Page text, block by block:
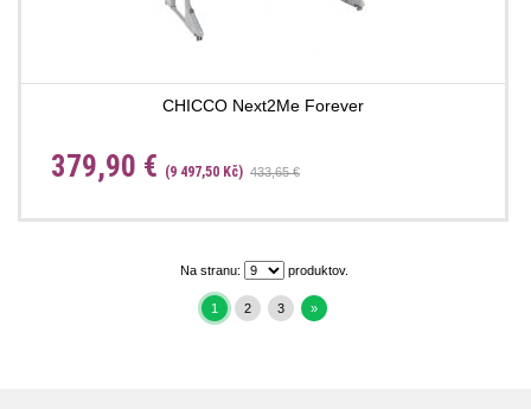
CHICCO Next2Me Forever
379,90 € (9 497,50 Kč) 433,65 €
Na stranu: produktov.
1 2 3 »